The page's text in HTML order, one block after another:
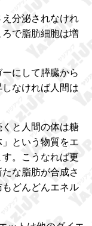
分泌されなけれ
で脂肪細胞は増
にして膵臓から
なければ人間は
と人間の体は糖
という物質をエ
。こうなれば更
な脂肪が合成さ
どんどんエネル